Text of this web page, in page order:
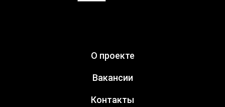
О проекте
Вакансии
Контакты